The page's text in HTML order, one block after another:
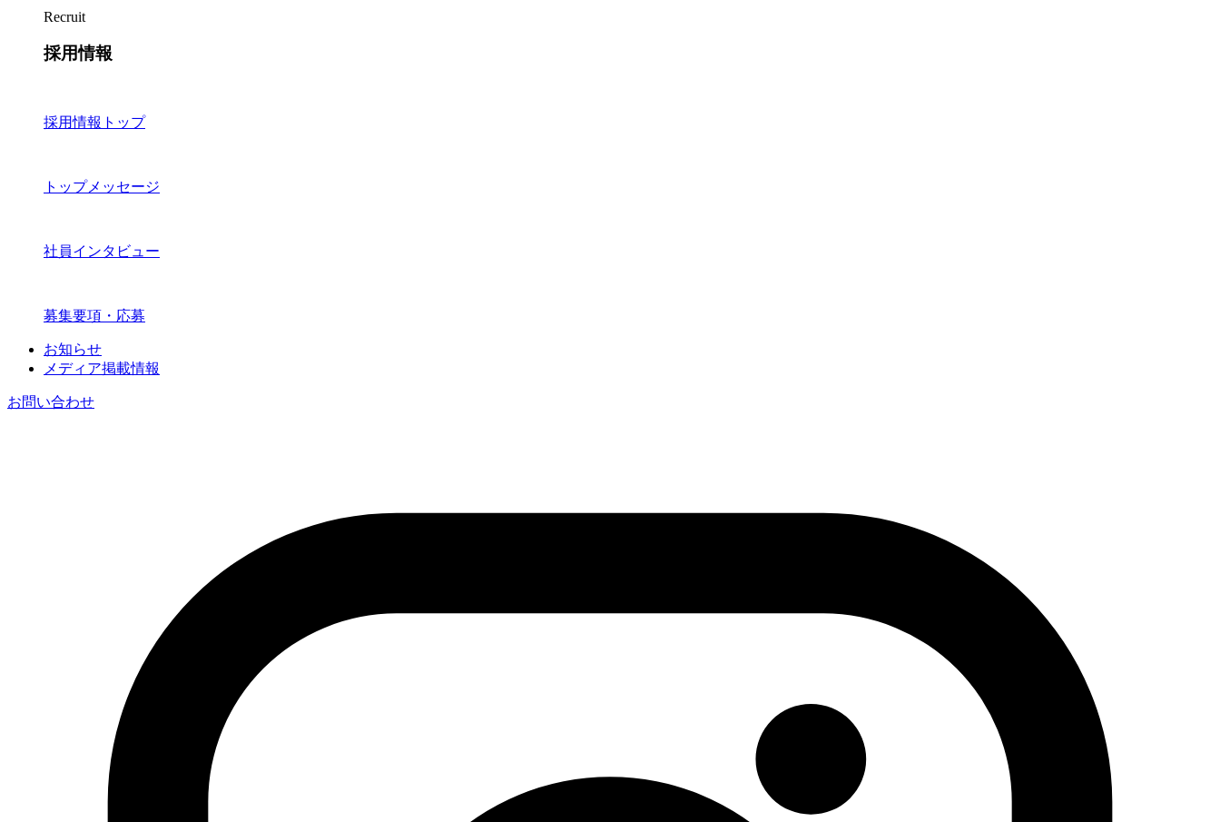
Recruit
採用情報
採用情報トップ
トップメッセージ
社員インタビュー
募集要項・応募
お知らせ
メディア掲載情報
お問い合わせ